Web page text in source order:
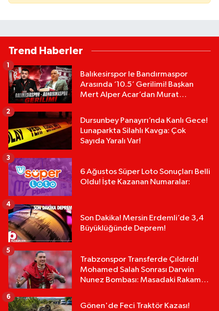
Trend Haberler
Balıkesirspor le Bandırmaspor
Arasında ‘10.5’ Gerilimi! Başkan
Mert Alper Acar’dan Murat
1
Dursunbey Panayırı’nda Kanlı Gece!
Lunaparkta Silahlı Kavga: Çok
Sayıda Yaralı Var!
2
6 Ağustos Süper Loto Sonuçları Belli
Oldu! İşte Kazanan Numaralar:
3
Son Dakika! Mersin Erdemli’de 3,4
Büyüklüğünde Deprem!
4
Trabzonspor Transferde Çıldırdı!
Mohamed Salah Sonrası Darwin
Nunez Bombası: Masadaki Rakam
5
Gönen'de Feci Traktör Kazası!
6